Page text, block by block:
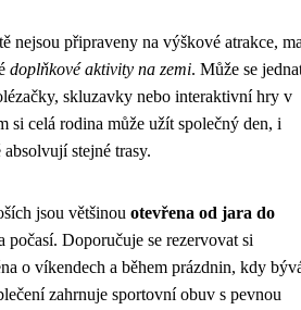
nejsou připraveny na výškové atrakce,
doplňkové aktivity na zemi. Může se
skluzavky nebo interaktivní hry v
si celá rodina může užít společný den, i
stejné trasy.
jsou většinou otevřena od jara do
počasí. Doporučuje se rezervovat si
o víkendech a během prázdnin, kdy
zahrnuje sportovní obuv s pevnou